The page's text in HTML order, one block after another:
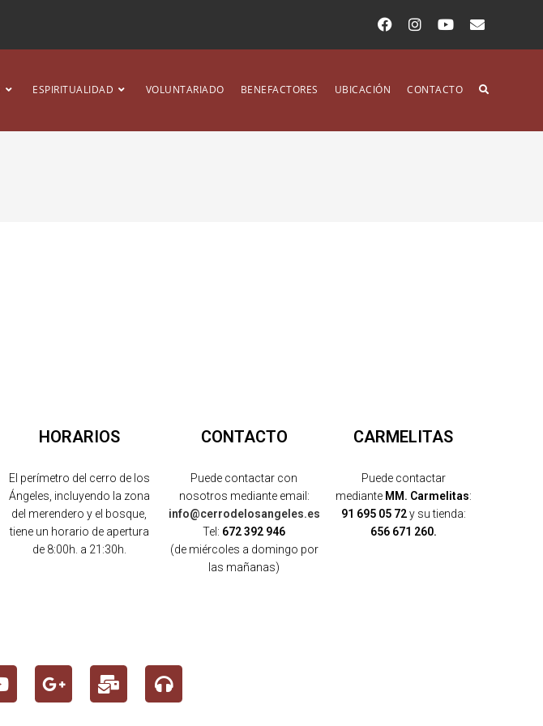
ESPIRITUALIDAD VOLUNTARIADO BENEFACTORES UBICACIÓN CONTACTO
HORARIOS
El perímetro del cerro de los
Ángeles, incluyendo la zona
del merendero y el bosque,
tiene un horario de apertura
de 8:00h. a 21:30h.
CONTACTO
Puede contactar con
nosotros mediante email:
info@cerrodelosangeles.es
Tel: 672 392 946
(de miércoles a domingo por
las mañanas)
CARMELITAS
Puede contactar
medianteMM. Carmelitas:
91 695 05 72y su tienda:
656 671 260.